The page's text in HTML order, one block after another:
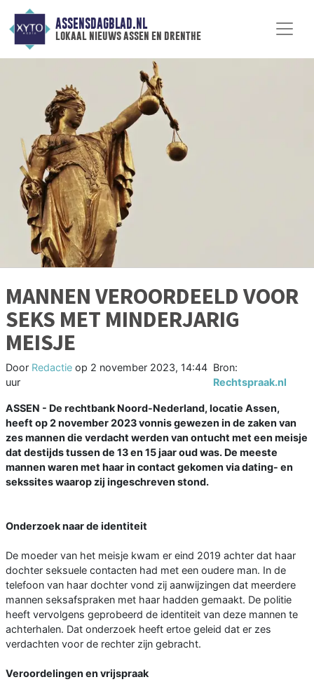
ASSENSDAGBLAD.NL
lokaal nieuws assen en drenthe
MANNEN VEROORDEELD VOOR
SEKS MET MINDERJARIG
MEISJE
Door Redactie op 2 november 2023, 14:44
uur
Bron:
Rechtspraak.nl
ASSEN - De rechtbank Noord-Nederland, locatie Assen,
heeft op 2 november 2023 vonnis gewezen in de zaken van
zes mannen die verdacht werden van ontucht met een meisje
dat destijds tussen de 13 en 15 jaar oud was. De meeste
mannen waren met haar in contact gekomen via dating- en
sekssites waarop zij ingeschreven stond.
Onderzoek naar de identiteit
De moeder van het meisje kwam er eind 2019 achter dat haar
dochter seksuele contacten had met een oudere man. In de
telefoon van haar dochter vond zij aanwijzingen dat meerdere
mannen seksafspraken met haar hadden gemaakt. De politie
heeft vervolgens geprobeerd de identiteit van deze mannen te
achterhalen. Dat onderzoek heeft ertoe geleid dat er zes
verdachten voor de rechter zijn gebracht.
Veroordelingen en vrijspraak